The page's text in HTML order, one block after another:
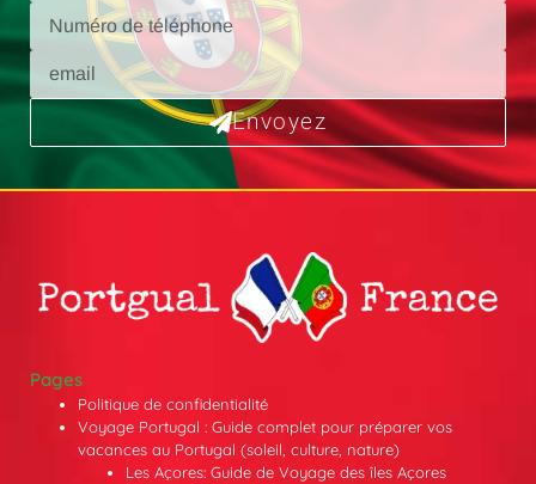
Envoyez
Pages
Politique de confidentialité
Voyage Portugal : Guide complet pour préparer vos
vacances au Portugal (soleil, culture, nature)
Les Açores: Guide de Voyage des îles Açores